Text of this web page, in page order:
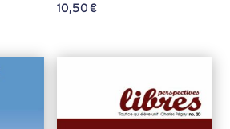
€
10,50€